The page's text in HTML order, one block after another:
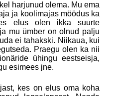
harjunud olema. Mu ema
ja koolimajas möödus ka
elus olen ikka suurte
mu ümber on olnud palju
ei tahakski. Niikaua, kui
Praegu olen ka nii
ühingu eestseisja,
esimees jne.
kes on elus oma koha